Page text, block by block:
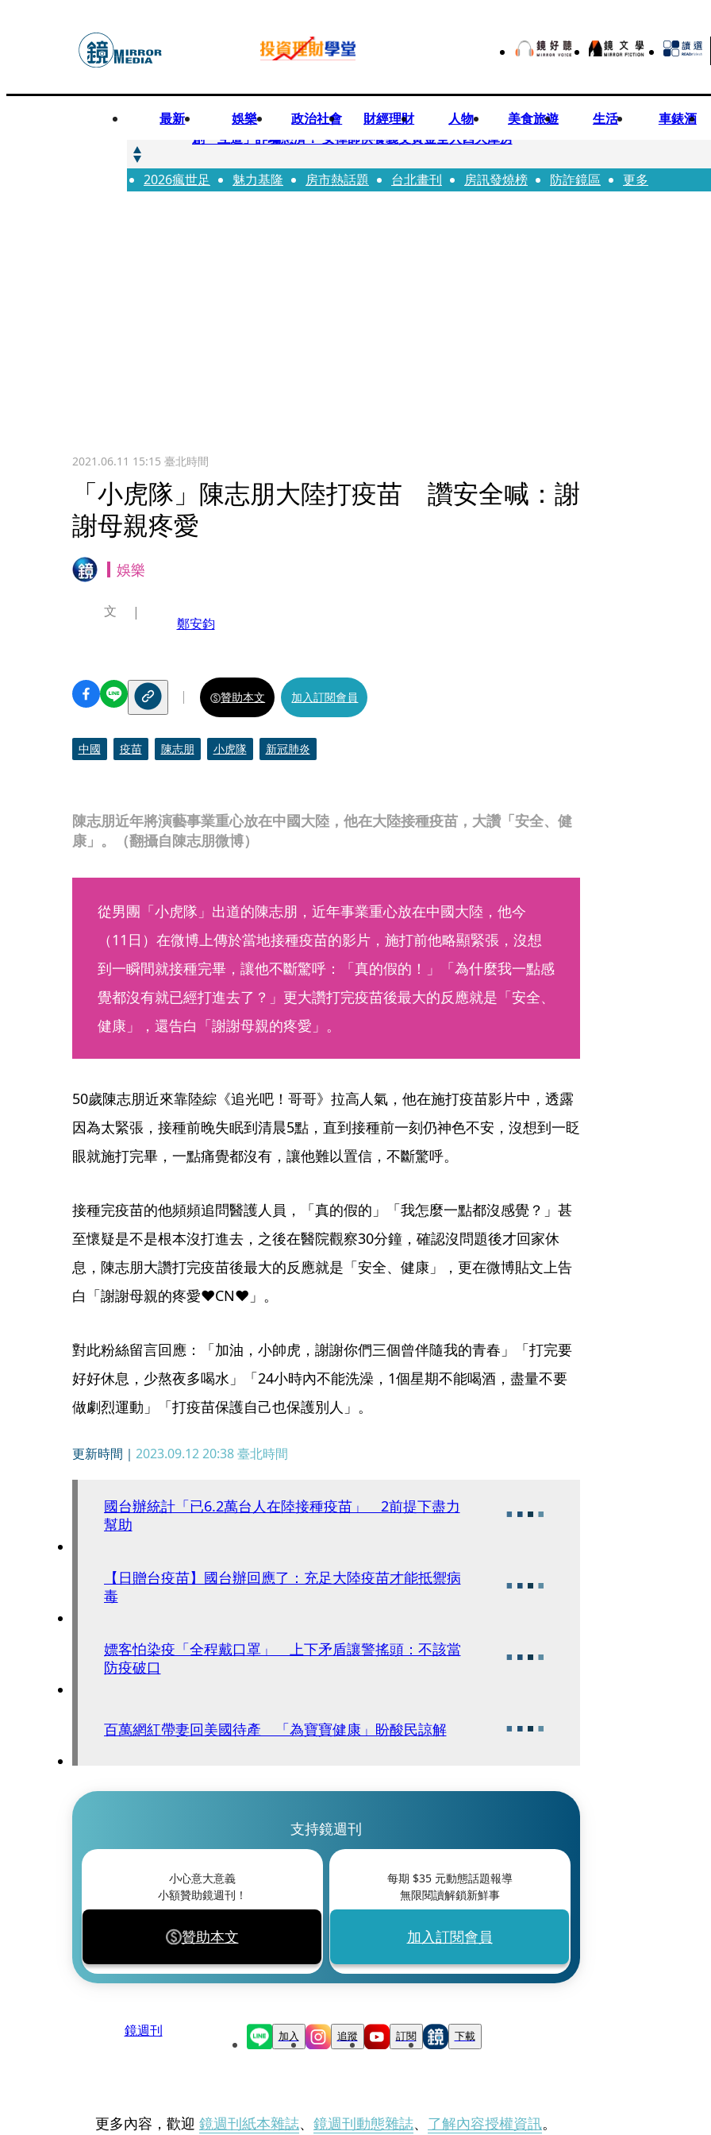
最新 娛樂 政治社會 財經理財 人物 美食旅遊 生活 車錶酒
快訊
創「互道」詐騙慈濟！ 女律師供養義父黃金全入四大庫房
快訊
前時力黨魁表態「反對刪公視預算」 盼在野三思：改凍結處理受質疑項目
2026瘋世足 魅力基隆 房市熱話題 台北畫刊 房訊發燒榜 防詐鏡區 更多
2021.06.11 15:15 臺北時間
「小虎隊」陳志朋大陸打疫苗 讚安全喊：謝
謝母親疼愛
娛樂
陳志朋近年將演藝事業重心放在中國大陸，他在大陸接種疫苗，大讚「安全、健
康」。（翻攝自陳志朋微博）
文
鄭安鈞
贊助本文 加入訂閱會員
中國 疫苗 陳志朋 小虎隊 新冠肺炎
從男團「小虎隊」出道的陳志朋，近年事業重心放在中國大陸，他今
（11日）在微博上傳於當地接種疫苗的影片，施打前他略顯緊張，沒想
到一瞬間就接種完畢，讓他不斷驚呼：「真的假的！」「為什麼我一點感
覺都沒有就已經打進去了？」更大讚打完疫苗後最大的反應就是「安全、
健康」，還告白「謝謝母親的疼愛」。
50歲陳志朋近來靠陸綜《追光吧！哥哥》拉高人氣，他在施打疫苗影片中，透露
因為太緊張，接種前晚失眠到清晨5點，直到接種前一刻仍神色不安，沒想到一眨
眼就施打完畢，一點痛覺都沒有，讓他難以置信，不斷驚呼。
接種完疫苗的他頻頻追問醫護人員，「真的假的」「我怎麼一點都沒感覺？」甚
至懷疑是不是根本沒打進去，之後在醫院觀察30分鐘，確認沒問題後才回家休
息，陳志朋大讚打完疫苗後最大的反應就是「安全、健康」，更在微博貼文上告
白「謝謝母親的疼愛♥CN♥」。
對此粉絲留言回應：「加油，小帥虎，謝謝你們三個曾伴隨我的青春」「打完要
好好休息，少熬夜多喝水」「24小時內不能洗澡，1個星期不能喝酒，盡量不要
做劇烈運動」「打疫苗保護自己也保護別人」。
更新時間｜ 2023.09.12 20:38臺北時間
國台辦統計「已6.2萬台人在陸接種疫苗」 2前提下盡力
幫助
【日贈台疫苗】國台辦回應了：充足大陸疫苗才能抵禦病
毒
嫖客怕染疫「全程戴口罩」 上下矛盾讓警搖頭：不該當
防疫破口
百萬網紅帶妻回美國待產 「為寶寶健康」盼酸民諒解
支持鏡週刊
小心意大意義
小額贊助鏡週刊！
贊助本文
每期 $35元動態話題報導
無限閱讀解鎖新鮮事
加入訂閱會員
鏡週刊 加入 追蹤 訂閱 下載
更多內容，歡迎 鏡週刊紙本雜誌、 鏡週刊動態雜誌、 了解內容授權資訊。